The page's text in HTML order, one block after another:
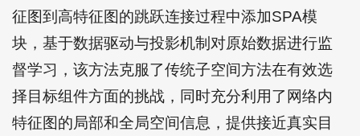
征图到高特征图的跳跃连接过程中添加SPA模
块，基于数据驱动与投影机制对原始数据进行监
督学习，该方法克服了传统子空间方法在有效选
择目标组件方面的挑战，同时充分利用了网络内
特征图的局部和全局空间信息，提供接近真实目